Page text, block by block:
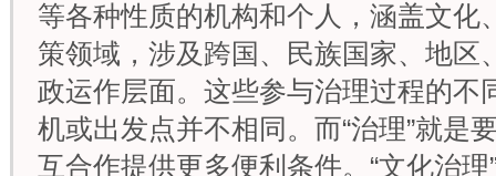
等各种性质的机构和个人，涵盖文化
策领域，涉及跨国、民族国家、地区
政运作层面。这些参与治理过程的不
机或出发点并不相同。而“治理”就是
互合作提供更多便利条件。“文化治